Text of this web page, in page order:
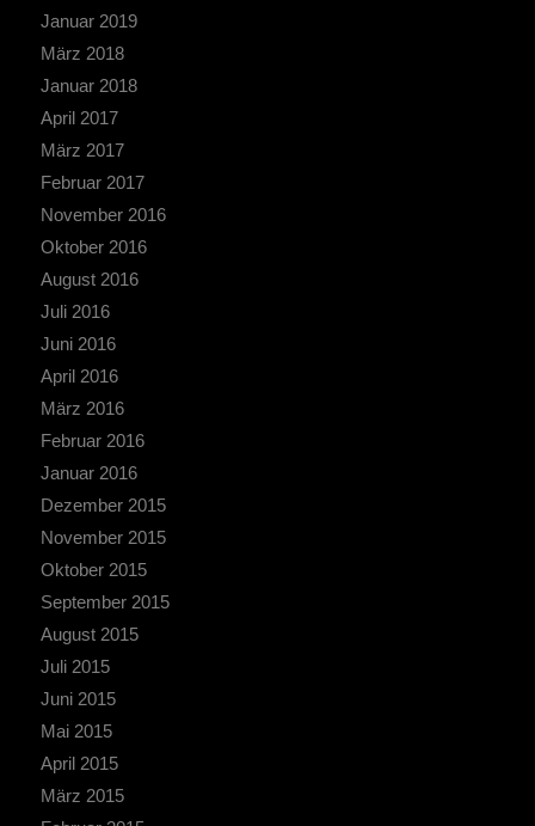
Januar 2019
März 2018
Januar 2018
April 2017
März 2017
Februar 2017
November 2016
Oktober 2016
August 2016
Juli 2016
Juni 2016
April 2016
März 2016
Februar 2016
Januar 2016
Dezember 2015
November 2015
Oktober 2015
September 2015
August 2015
Juli 2015
Juni 2015
Mai 2015
April 2015
März 2015